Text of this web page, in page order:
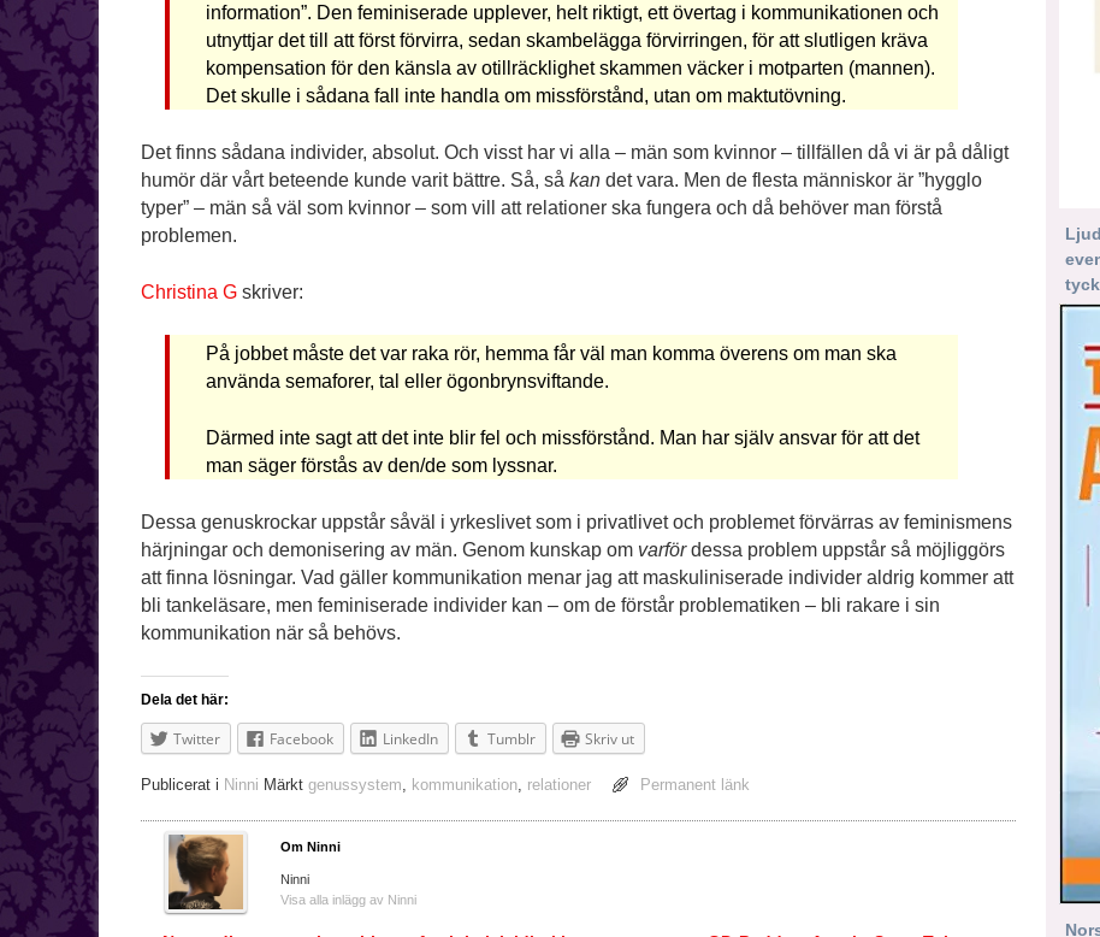
information”. Den feminiserade upplever, helt riktigt, ett övertag i kommunikationen och
utnyttjar det till att först förvirra, sedan skambelägga förvirringen, för att slutligen kräva
kompensation för den känsla av otillräcklighet skammen väcker i motparten (mannen).
Det skulle i sådana fall inte handla om missförstånd, utan om maktutövning.
Det finns sådana individer, absolut. Och visst har vi alla – män som kvinnor – tillfällen då vi är på dåligt
humör där vårt beteende kunde varit bättre. Så, så kan det vara. Men de flesta människor är ”hygglo
typer” – män så väl som kvinnor – som vill att relationer ska fungera och då behöver man förstå
problemen.
Christina G skriver:
På jobbet måste det var raka rör, hemma får väl man komma överens om man ska
använda semaforer, tal eller ögonbrynsviftande.
Därmed inte sagt att det inte blir fel och missförstånd. Man har själv ansvar för att det
man säger förstås av den/de som lyssnar.
Dessa genuskrockar uppstår såväl i yrkeslivet som i privatlivet och problemet förvärras av feminismens
härjningar och demonisering av män. Genom kunskap om varfördessa problem uppstår så möjliggörs
att finna lösningar. Vad gäller kommunikation menar jag att maskuliniserade individer aldrig kommer att
bli tankeläsare, men feminiserade individer kan – om de förstår problematiken – bli rakare i sin
kommunikation när så behövs.
Dela det här:
Twitter Facebook LinkedIn Tumblr Skriv ut
Publicerat i Ninni Märkt genussystem kommunikation relationer Permanent länk
Om Ninni
Ninni
Visa alla inlägg av Ninni